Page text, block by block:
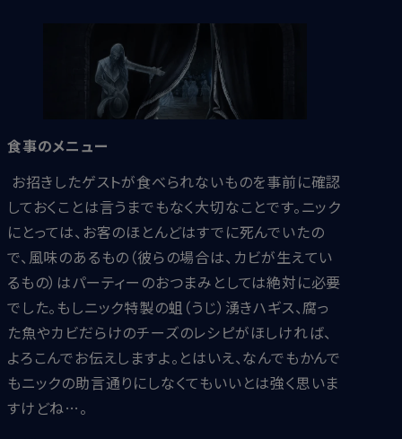
食事のメニュー
お招きしたゲストが食べられないものを事前に確認
しておくことは言うまでもなく大切なことです。ニック
にとっては、お客のほとんどはすでに死んでいたの
で、風味のあるもの（彼らの場合は、カビが生えてい
るもの）はパーティーのおつまみとしては絶対に必要
でした。もしニック特製の蛆（うじ）湧きハギス、腐っ
た魚やカビだらけのチーズのレシピがほしければ、
よろこんでお伝えしますよ。とはいえ、なんでもかんで
もニックの助言通りにしなくてもいいとは強く思いま
すけどね…。